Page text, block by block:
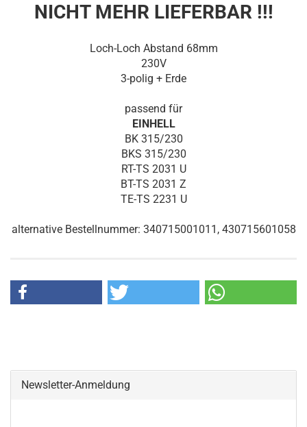
NICHT MEHR LIEFERBAR !!!
Loch-Loch Abstand 68mm
230V
3-polig + Erde
passend für
EINHELL
BK 315/230
BKS 315/230
RT-TS 2031 U
BT-TS 2031 Z
TE-TS 2231 U
alternative Bestellnummer: 340715001011, 430715601058
Newsletter-Anmeldung